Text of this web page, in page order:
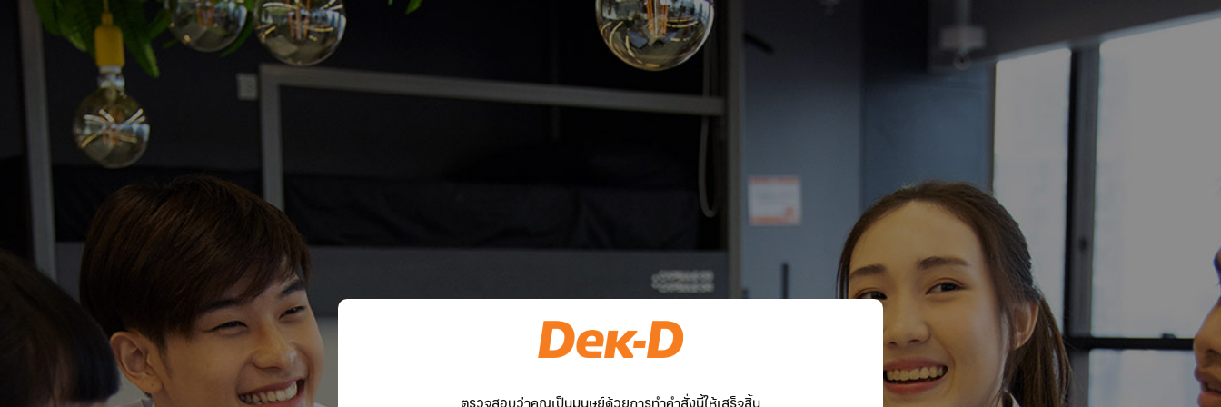
ตรวจสอบว่าคุณเป็นมนุษย์ด้วยการทำคำสั่งนี้ให้เสร็จสิ้น